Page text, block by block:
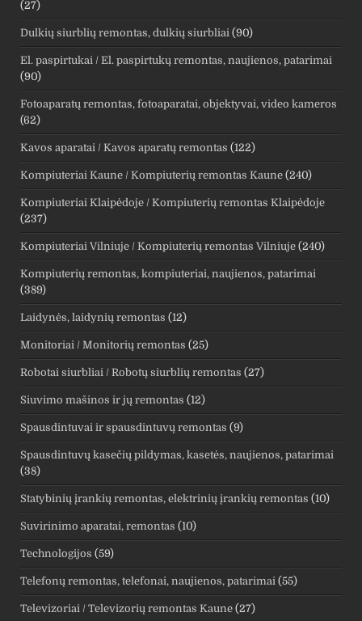
(27)
Dulkių siurblių remontas, dulkių siurbliai (90)
El. paspirtukai / El. paspirtukų remontas, naujienos, patarimai
(90)
Fotoaparatų remontas, fotoaparatai, objektyvai, video kameros
(62)
Kavos aparatai / Kavos aparatų remontas (122)
Kompiuteriai Kaune / Kompiuterių remontas Kaune (240)
Kompiuteriai Klaipėdoje / Kompiuterių remontas Klaipėdoje
(237)
Kompiuteriai Vilniuje / Kompiuterių remontas Vilniuje (240)
Kompiuterių remontas, kompiuteriai, naujienos, patarimai
(389)
Laidynės, laidynių remontas (12)
Monitoriai / Monitorių remontas (25)
Robotai siurbliai / Robotų siurblių remontas (27)
Siuvimo mašinos ir jų remontas (12)
Spausdintuvai ir spausdintuvų remontas (9)
Spausdintuvų kasečių pildymas, kasetės, naujienos, patarimai
(38)
Statybinių įrankių remontas, elektrinių įrankių remontas (10)
Suvirinimo aparatai, remontas (10)
Technologijos (59)
Telefonų remontas, telefonai, naujienos, patarimai (55)
Televizoriai / Televizorių remontas Kaune (27)